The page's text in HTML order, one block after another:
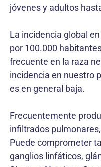
jóvenes y adultos
La incidencia global
por 100.000
frecuente en la raza
incidencia en nuestro
es en general baja.
Frecuentemente
infiltrados
Puede comprometer
ganglios linfáticos,